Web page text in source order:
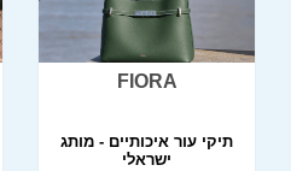
FIORA
תיקי עור איכותיים - מותג
ישראלי